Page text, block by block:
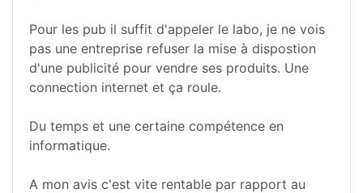
Pour les pub il suffit d'appeler le labo, je ne vois
pas une entreprise refuser la mise à dispostion
d'une publicité pour vendre ses produits. Une
connection internet et ça roule.
Du temps et une certaine compétence en
informatique.
A mon avis c'est vite rentable par rapport au